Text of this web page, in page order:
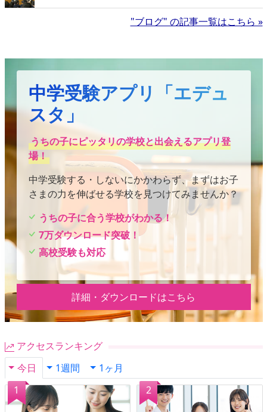
"ブログ" の記事一覧はこちら »
中学受験アプリ「エデュ
スタ」
うちの子にピッタリの学校と出会えるアプリ登
場！
中学受験する・しないにかかわらず、まずはお子
さまの力を伸ばせる学校を見つけてみませんか？
うちの子に合う学校がわかる！
7万ダウンロード突破！
高校受験も対応
詳細・ダウンロードはこちら
アクセスランキング
今日
1週間 1ヶ月